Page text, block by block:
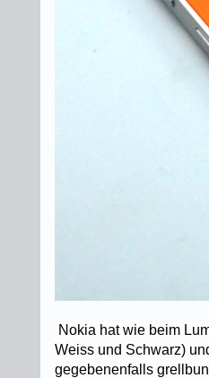
Nokia hat wie beim
Weiss und Schwarz)
gegebenenfalls